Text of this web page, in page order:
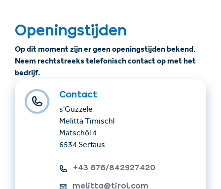
Openingstijden
Op dit moment zijn er geen openingstijden bekend.
Neem rechtstreeks telefonisch contact op met het
bedrijf.
Contact
s'Guzzele
Melitta Timischl
Matschöl 4
6534 Serfaus
+43 676/842927420
melitta@tirol.com